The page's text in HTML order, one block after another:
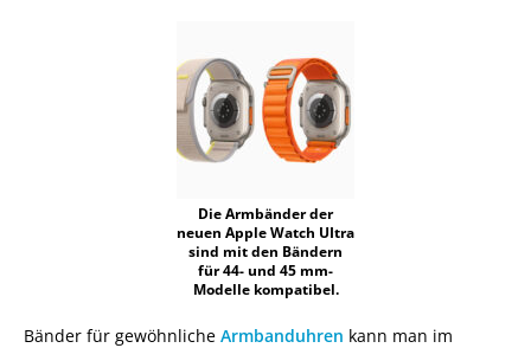
Die Armbänder der
neuen Apple Watch UItra
sind mit den Bändern
für 44- und 45 mm-
Modelle kompatibel.
Bänder für gewöhnliche Armbanduhren kann man im